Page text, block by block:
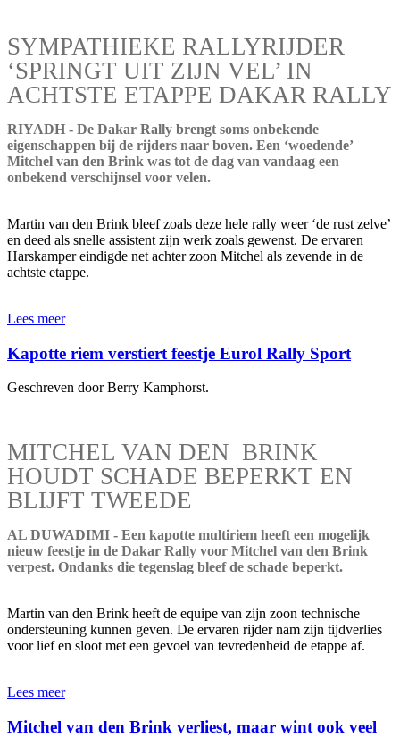
SYMPATHIEKE RALLYRIJDER
‘SPRINGT UIT ZIJN VEL’ IN
ACHTSTE ETAPPE DAKAR RALLY
RIYADH - De Dakar Rally brengt soms onbekende
eigenschappen bij de rijders naar boven. Een ‘woedende’
Mitchel van den Brink was tot de dag van vandaag een
onbekend verschijnsel voor velen.
Martin van den Brink bleef zoals deze hele rally weer ‘de rust zelve’
en deed als snelle assistent zijn werk zoals gewenst. De ervaren
Harskamper eindigde net achter zoon Mitchel als zevende in de
achtste etappe.
Lees meer
Kapotte riem verstiert feestje Eurol Rally Sport
Geschreven door Berry Kamphorst.
MITCHEL VAN DEN BRINK
HOUDT SCHADE BEPERKT EN
BLIJFT TWEEDE
AL DUWADIMI - Een kapotte multiriem heeft een mogelijk
nieuw feestje in de Dakar Rally voor Mitchel van den Brink
verpest. Ondanks die tegenslag bleef de schade beperkt.
Martin van den Brink heeft de equipe van zijn zoon technische
ondersteuning kunnen geven. De ervaren rijder nam zijn tijdverlies
voor lief en sloot met een gevoel van tevredenheid de etappe af.
Lees meer
Mitchel van den Brink verliest, maar wint ook veel